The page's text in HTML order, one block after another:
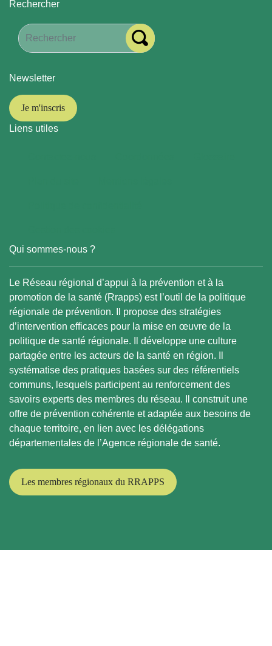
Rechercher
Newsletter
Je m'inscris
Liens utiles
Qui sommes-nous ?
Le Réseau régional d’appui à la prévention et à la
promotion de la santé (Rrapps) est l’outil de la politique
régionale de prévention. Il propose des stratégies
d’intervention efficaces pour la mise en œuvre de la
politique de santé régionale. Il développe une culture
partagée entre les acteurs de la santé en région. Il
systématise des pratiques basées sur des référentiels
communs, lesquels participent au renforcement des
savoirs experts des membres du réseau. Il construit une
offre de prévention cohérente et adaptée aux besoins de
chaque territoire, en lien avec les délégations
départementales de l’Agence régionale de santé.
Les membres régionaux du RRAPPS